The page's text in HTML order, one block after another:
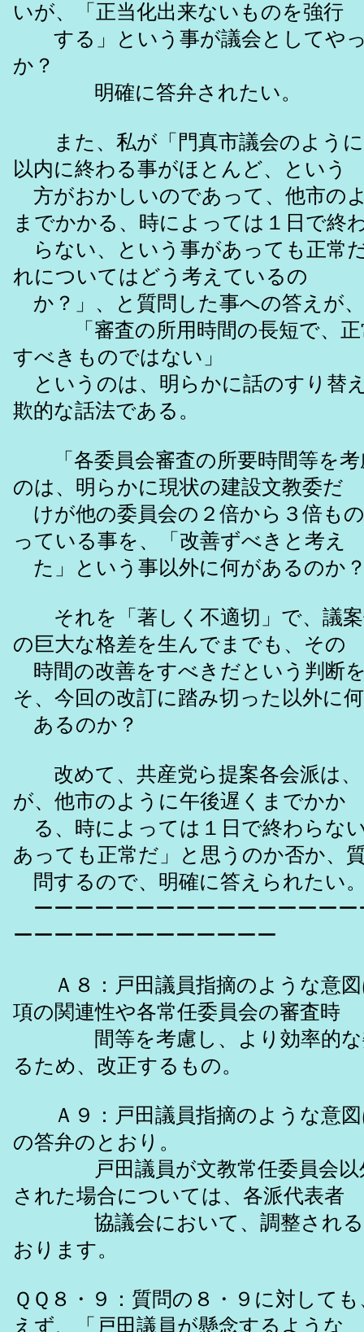
いが、「正当化出来ないものを強行
する」という事が議会としてや
か？
明確に答弁されたい。
また、私が「門真市議会のように
以内に終わる事がほとんど、という
方がおかしいのであって、他市の
までかかる、時によっては１日で終
らない、という事があっても正常
れについてはどう考えているの
か？」、と質問した事への答えが、
「審査の所用時間の長短で、正
すべきものではない」
というのは、明らかに話のすり替
欺的な話法である。
「各委員会審査の所要時間等を考
のは、明らかに現状の建設文教委だ
けが他の委員会の２倍から３倍も
っている事を、「改善ずべきと考え
た」という事以外に何があるのか
それを「著しく不適切」で、議案
の巨大な格差を生んでまでも、その
時間の改善をすべきだという判断
そ、今回の改訂に踏み切った以外に
あるのか？
改めて、共産党ら提案各会派は、
が、他市のように午後遅くまでかか
る、時によっては１日で終わらな
あっても正常だ」と思うのか否か、
問するので、明確に答えられたい
ーーーーーーーーーーーーーーーー
ーーーーーーーーーーーーー
Ａ８：戸田議員指摘のような意図
項の関連性や各常任委員会の審査時
間等を考慮し、より効率的な
るため、改正するもの。
Ａ９：戸田議員指摘のような意図
の答弁のとおり。
戸田議員が文教常任委員会以
された場合については、各派代表者
協議会において、調整される
おります。
ＱＱ８・９：質問の８・９に対して
えず、「戸田議員が懸念するような